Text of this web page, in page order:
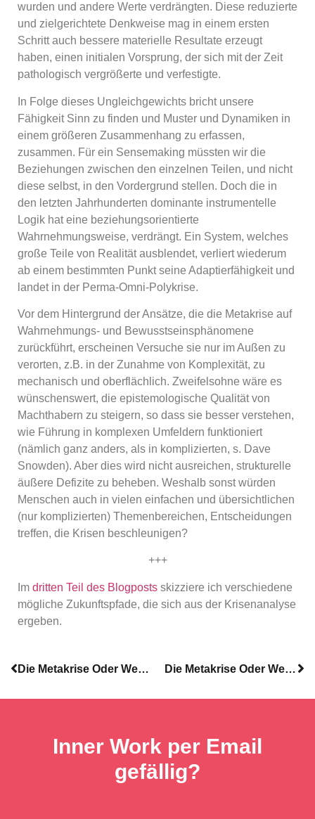
wurden und andere Werte verdrängten. Diese reduzierte
und zielgerichtete Denkweise mag in einem ersten
Schritt auch bessere materielle Resultate erzeugt
haben, einen initialen Vorsprung, der sich mit der Zeit
pathologisch vergrößerte und verfestigte.
In Folge dieses Ungleichgewichts bricht unsere
Fähigkeit Sinn zu finden und Muster und Dynamiken in
einem größeren Zusammenhang zu erfassen,
zusammen. Für ein Sensemaking müssten wir die
Beziehungen zwischen den einzelnen Teilen, und nicht
diese selbst, in den Vordergrund stellen. Doch die in
den letzten Jahrhunderten dominante instrumentelle
Logik hat eine beziehungsorientierte
Wahrnehmungsweise, verdrängt. Ein System, welches
große Teile von Realität ausblendet, verliert wiederum
ab einem bestimmten Punkt seine Adaptierfähigkeit und
landet in der Perma-Omni-Polykrise.
Vor dem Hintergrund der Ansätze, die die Metakrise auf
Wahrnehmungs- und Bewusstseinsphänomene
zurückführt, erscheinen Versuche sie nur im Außen zu
verorten, z.B. in der Zunahme von Komplexität, zu
mechanisch und oberflächlich. Zweifelsohne wäre es
wünschenswert, die epistemologische Qualität von
Machthabern zu steigern, so dass sie besser verstehen,
wie Führung in komplexen Umfeldern funktioniert
(nämlich ganz anders, als in komplizierten, s. Dave
Snowden). Aber dies wird nicht ausreichen, strukturelle
äußere Defizite zu beheben. Weshalb sonst würden
Menschen auch in vielen einfachen und übersichtlichen
(nur komplizierten) Themenbereichen, Entscheidungen
treffen, die Krisen beschleunigen?
+++
Im dritten Teil des Blogposts skizziere ich verschiedene
mögliche Zukunftspfade, die sich aus der Krisenanalyse
ergeben.
Die Metakrise Oder Welche Zukunftspfade stehen uns offen? Teil 1 Die Metakrise Oder Welche Zukunftspfade stehen uns offen? Teil 3
Inner Work per Email
gefällig?